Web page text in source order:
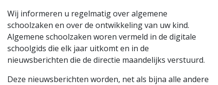
Wij informeren u regelmatig over algemene
schoolzaken en over de ontwikkeling van uw kind.
Algemene schoolzaken woren vermeld in de digitale
schoolgids die elk jaar uitkomt en in de
nieuwsberichten die de directie maandelijks verstuurd.
Deze nieuwsberichten worden, net als bijna alle andere